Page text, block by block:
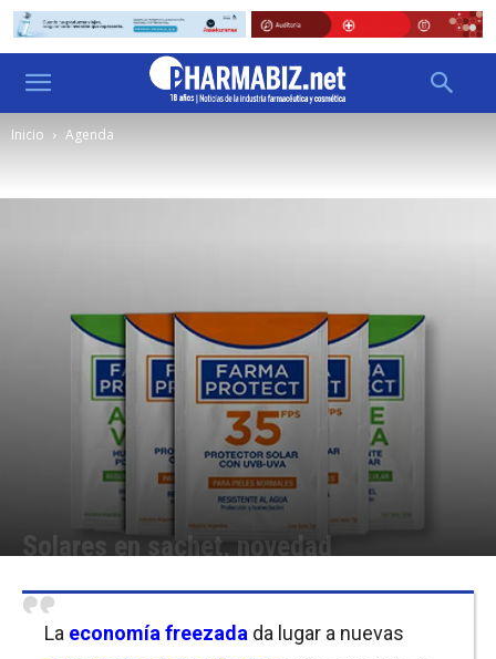
Inicio Agenda
Solares en sachet, novedad
La economía freezada da lugar a nuevas